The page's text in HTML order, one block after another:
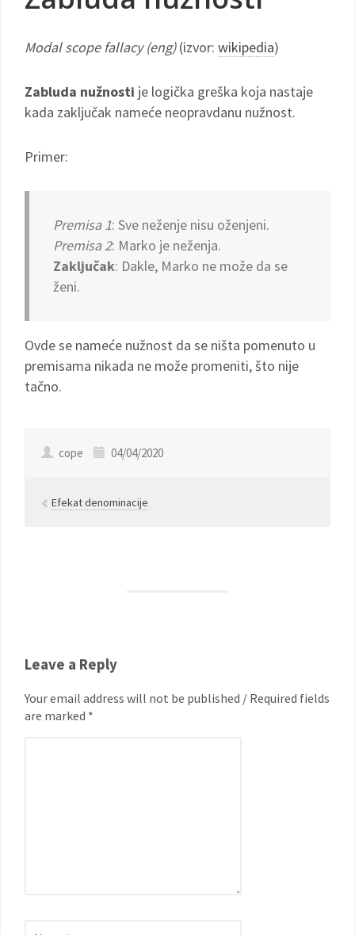
Modal scope fallacy (eng)(izvor: wikipedia)
Zabluda nužnosti je logička greška koja nastaje
kada zaključak nameće neopravdanu nužnost.
Primer:
Premisa 1: Sve neženje nisu oženjeni.
Premisa 2: Marko je neženja.
Zaključak: Dakle, Marko ne može da se
ženi.
Ovde se nameće nužnost da se ništa pomenuto u
premisama nikada ne može promeniti, što nije
tačno.
cope 04/04/2020
Efekat denominacije
Leave a Reply
Your email address will not be published / Required fields
are marked *